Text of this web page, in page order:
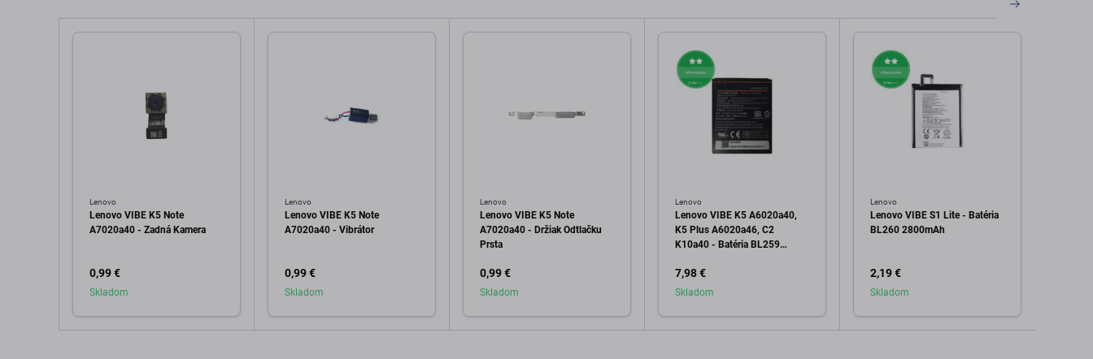
Lenovo
Lenovo VIBE K5 Note
A7020a40 - Zadná Kamera
0,99 €
Skladom
Lenovo
Lenovo VIBE K5 Note
A7020a40 - Vibrátor
0,99 €
Skladom
Lenovo
Lenovo VIBE K5 Note
A7020a40 - Držiak Odtlačku
Prsta
0,99 €
Skladom
Lenovo
Lenovo VIBE K5 A6020a40,
K5 Plus A6020a46, C2
K10a40 - Batéria BL259
7,98 €
Skladom
Lenovo
Lenovo VIBE S1 Lite - Batéria
BL260 2800mAh
2,19 €
Skladom